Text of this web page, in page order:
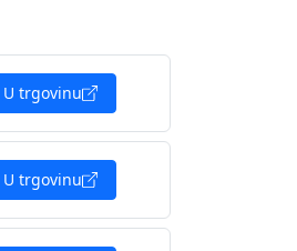
U trgovinu
U trgovinu